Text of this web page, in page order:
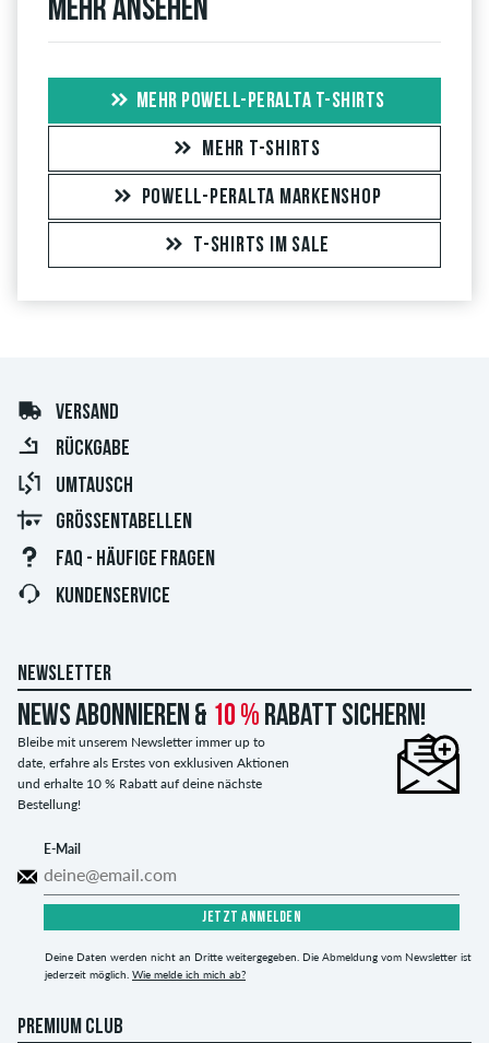
Mehr ansehen
MEHR POWELL-PERALTA T-SHIRTS
MEHR T-SHIRTS
POWELL-PERALTA MARKENSHOP
T-SHIRTS IM SALE
VERSAND
RÜCKGABE
UMTAUSCH
GRÖSSENTABELLEN
FAQ - HÄUFIGE FRAGEN
KUNDENSERVICE
NEWSLETTER
News abonnieren & 10 % Rabatt sichern!
Bleibe mit unserem Newsletter immer up to
date, erfahre als Erstes von exklusiven Aktionen
und erhalte 10 % Rabatt auf deine nächste
Bestellung!
E-Mail
JETZT ANMELDEN
Deine Daten werden nicht an Dritte weitergegeben. Die Abmeldung vom Newsletter ist
jederzeit möglich. Wie melde ich mich ab?
PREMIUM CLUB